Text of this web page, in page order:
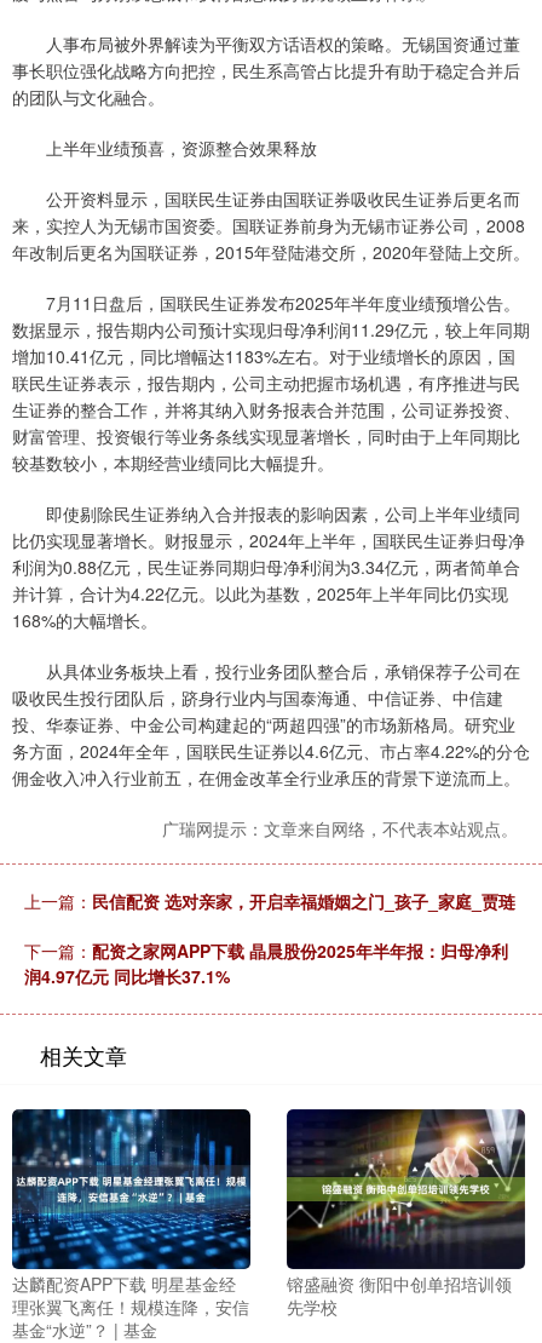
人事布局被外界解读为平衡双方话语权的策略。无锡国资通过董
事长职位强化战略方向把控，民生系高管占比提升有助于稳定合并后
的团队与文化融合。
上半年业绩预喜，资源整合效果释放
公开资料显示，国联民生证券由国联证券吸收民生证券后更名而
来，实控人为无锡市国资委。国联证券前身为无锡市证券公司，2008
年改制后更名为国联证券，2015年登陆港交所，2020年登陆上交所。
7月11日盘后，国联民生证券发布2025年半年度业绩预增公告。
数据显示，报告期内公司预计实现归母净利润11.29亿元，较上年同期
增加10.41亿元，同比增幅达1183%左右。对于业绩增长的原因，国
联民生证券表示，报告期内，公司主动把握市场机遇，有序推进与民
生证券的整合工作，并将其纳入财务报表合并范围，公司证券投资、
财富管理、投资银行等业务条线实现显著增长，同时由于上年同期比
较基数较小，本期经营业绩同比大幅提升。
即使剔除民生证券纳入合并报表的影响因素，公司上半年业绩同
比仍实现显著增长。财报显示，2024年上半年，国联民生证券归母净
利润为0.88亿元，民生证券同期归母净利润为3.34亿元，两者简单合
并计算，合计为4.22亿元。以此为基数，2025年上半年同比仍实现
168%的大幅增长。
从具体业务板块上看，投行业务团队整合后，承销保荐子公司在
吸收民生投行团队后，跻身行业内与国泰海通、中信证券、中信建
投、华泰证券、中金公司构建起的“两超四强”的市场新格局。研究业
务方面，2024年全年，国联民生证券以4.6亿元、市占率4.22%的分仓
佣金收入冲入行业前五，在佣金改革全行业承压的背景下逆流而上。
广瑞网提示：文章来自网络，不代表本站观点。
上一篇： 民信配资 选对亲家，开启幸福婚姻之门_孩子_家庭_贾琏
下一篇： 配资之家网APP下载 晶晨股份2025年半年报：归母净利
润4.97亿元 同比增长37.1%
相关文章
达麟配资APP下载 明星基金经
理张翼飞离任！规模连降，安信
基金“水逆”？ | 基金
镕盛融资 衡阳中创单招培训领
先学校